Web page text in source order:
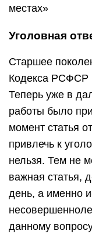
местах»
Уголовная
Старшее
Кодекса РСФСР
Теперь уже в
работы было
момент статья
привлечь к
нельзя. Тем не
важная статья,
день, а именно
данному